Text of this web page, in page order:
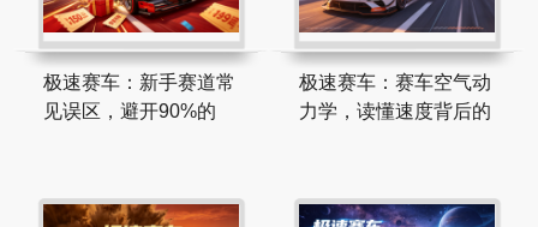
极速赛车：新手赛道常
见误区，避开90%的
极速赛车：赛车空气动
力学，读懂速度背后的